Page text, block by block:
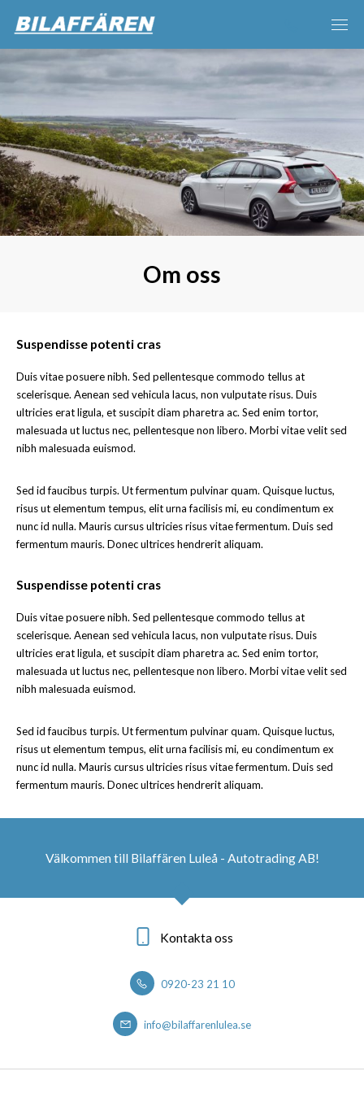
Om oss
Suspendisse potenti cras
Duis vitae posuere nibh. Sed pellentesque commodo tellus at
scelerisque. Aenean sed vehicula lacus, non vulputate risus. Duis
ultricies erat ligula, et suscipit diam pharetra ac. Sed enim tortor,
malesuada ut luctus nec, pellentesque non libero. Morbi vitae velit sed
nibh malesuada euismod.
Sed id faucibus turpis. Ut fermentum pulvinar quam. Quisque luctus,
risus ut elementum tempus, elit urna facilisis mi, eu condimentum ex
nunc id nulla. Mauris cursus ultricies risus vitae fermentum. Duis sed
fermentum mauris. Donec ultrices hendrerit aliquam.
Suspendisse potenti cras
Duis vitae posuere nibh. Sed pellentesque commodo tellus at
scelerisque. Aenean sed vehicula lacus, non vulputate risus. Duis
ultricies erat ligula, et suscipit diam pharetra ac. Sed enim tortor,
malesuada ut luctus nec, pellentesque non libero. Morbi vitae velit sed
nibh malesuada euismod.
Sed id faucibus turpis. Ut fermentum pulvinar quam. Quisque luctus,
risus ut elementum tempus, elit urna facilisis mi, eu condimentum ex
nunc id nulla. Mauris cursus ultricies risus vitae fermentum. Duis sed
fermentum mauris. Donec ultrices hendrerit aliquam.
Välkommen till Bilaffären Luleå - Autotrading AB!
Kontakta oss
0920-23 21 10
info@bilaffarenlulea.se